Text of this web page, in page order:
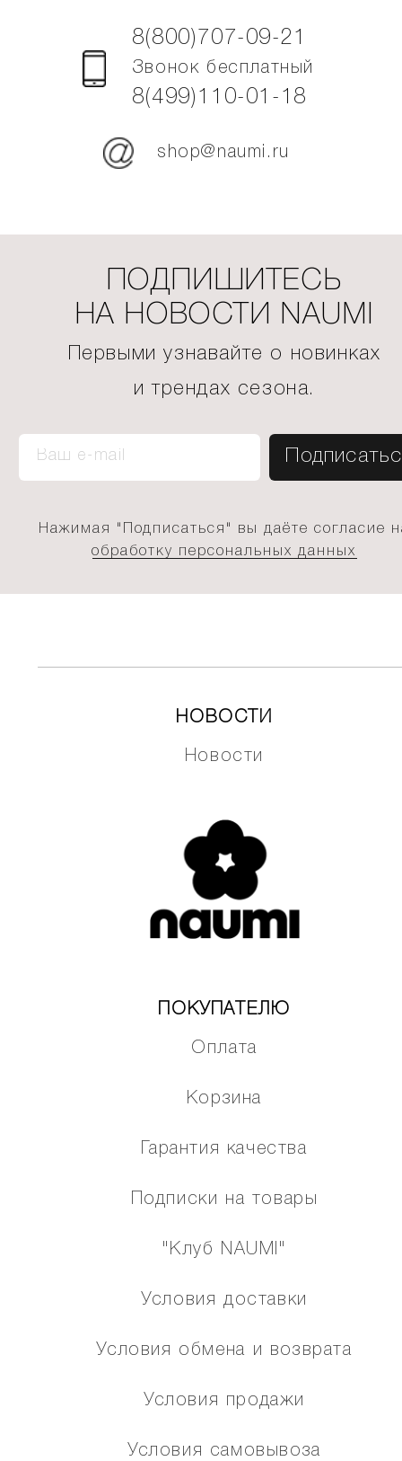
8(800)707-09-21
Звонок бесплатный
8(499)110-01-18
shop@naumi.ru
ПОДПИШИТЕСЬ
НА НОВОСТИ NAUMI
Первыми узнавайте о новинках
и трендах сезона.
Нажимая "Подписаться" вы даёте согласие
обработку персональных данных
НОВОСТИ
Новости
ПОКУПАТЕЛЮ
Оплата
Корзина
Гарантия качества
Подписки на товары
"Клуб NAUMI"
Условия доставки
Условия обмена и возврата
Условия продажи
Условия самовывоза